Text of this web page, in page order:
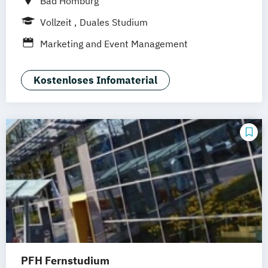
Vollzeit
Duales Studium
Marketing and Event Management
Kostenloses Infomaterial
PFH Fernstudium